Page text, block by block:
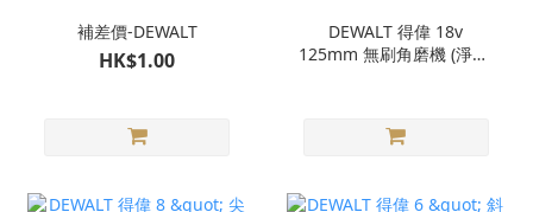
補差價-DEWALT
HK$1.00
DEWALT 得偉 18v
125mm 無刷角磨機 (淨機)